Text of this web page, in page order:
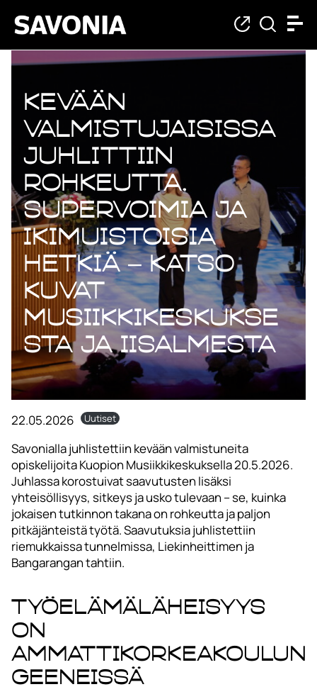
Kevään
valmistujaisissa
juhlittiin
rohkeutta,
supervoimia ja
ikimuistoisia
hetkiä – katso
kuvat
Musiikkikeskukse
sta ja Iisalmesta
22.05.2026 Uutiset
Savonialla juhlistettiin kevään valmistuneita
opiskelijoita Kuopion Musiikkikeskuksella 20.5.2026.
Juhlassa korostuivat saavutusten lisäksi
yhteisöllisyys, sitkeys ja usko tulevaan – se, kuinka
jokaisen tutkinnon takana on rohkeutta ja paljon
pitkäjänteistä työtä. Saavutuksia juhlistettiin
riemukkaissa tunnelmissa, Liekinheittimen ja
Bangarangan tahtiin.
Työelämäläheisyys
on
ammattikorkeakoulun
geeneissä